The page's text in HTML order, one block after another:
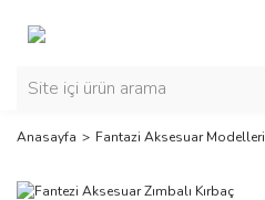
Anasayfa Fantazi Aksesuar Modelleri